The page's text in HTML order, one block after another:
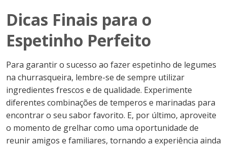
Dicas Finais para o
Espetinho Perfeito
Para garantir o sucesso ao fazer espetinho de legumes
na churrasqueira, lembre-se de sempre utilizar
ingredientes frescos e de qualidade. Experimente
diferentes combinações de temperos e marinadas para
encontrar o seu sabor favorito. E, por último, aproveite
o momento de grelhar como uma oportunidade de
reunir amigos e familiares, tornando a experiência ainda